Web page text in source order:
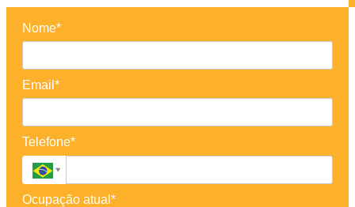
Nome*
Email*
Telefone*
Ocupação atual*